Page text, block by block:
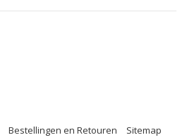
Bestellingen en Retouren Sitemap